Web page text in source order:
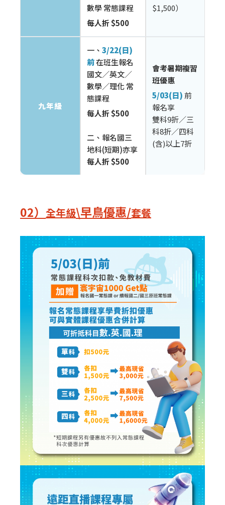
$1,500）
數學 常態課程
每人折 $500
九年級
一、 3/22(日)
前在班生報名
國文／英文／
數學／理化 常
態課程
每人折 $500
二、報名國三
地科(短期)亦享
每人折 $500
會考暑期複習
班優惠
5/03(日)前
報名享
雙科9折／三
科8折／四科
(含)以上7折
02） 全年級\早鳥優惠/套餐